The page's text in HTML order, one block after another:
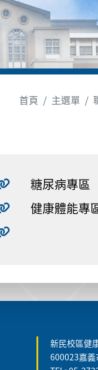
首頁
主選單
糖尿病專區
健康體能專
新民校區健
600023嘉